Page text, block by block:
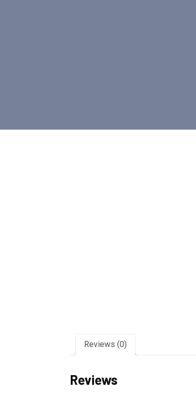
Reviews (0)
Reviews